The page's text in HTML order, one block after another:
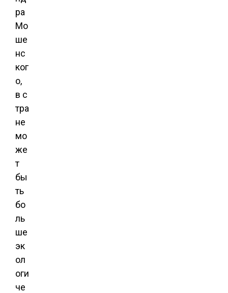
ра
Мо
ше
нс
ког
о,
в с
тра
не
мо
же
т
бы
ть
бо
ль
ше
эк
ол
оги
че